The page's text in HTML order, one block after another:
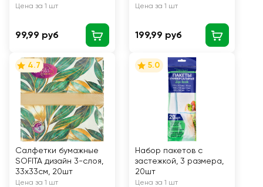
Цена за 1 шт
99,99 руб
Цена за 1 шт
199,99 руб
4.7
Салфетки бумажные
SOFITA дизайн 3-слоя,
33x33см, 20шт
Цена за 1 шт
5.0
Набор пакетов с
застежкой, 3 размера,
20шт
Цена за 1 шт